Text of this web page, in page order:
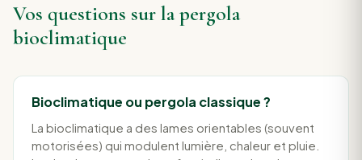
Vos questions sur la pergola
bioclimatique
Bioclimatique ou pergola classique ?
La bioclimatique a des lames orientables (souvent
motorisées) qui modulent lumière, chaleur et pluie.